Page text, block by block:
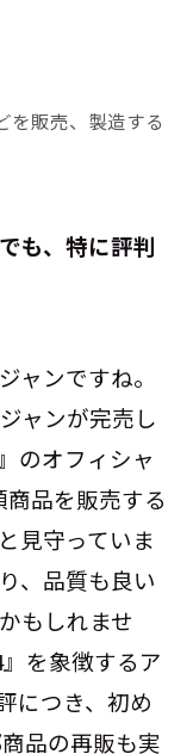
を販売、製造する
も、特に評判
ャンですね。
ャンが完売し
のオフィシャ
品を販売する
見守っていま
、品質も良い
もしれませ
を象徴するア
につき、初め
品の再販も実